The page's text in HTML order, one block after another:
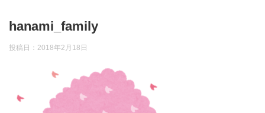
hanami_family
投稿日： 2018年2月18日